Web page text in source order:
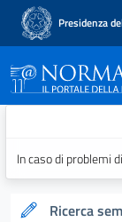
Presidenza
In caso di problemi
Ricerca